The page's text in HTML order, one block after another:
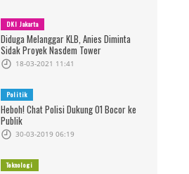
DKI Jakarta
Diduga Melanggar KLB, Anies Diminta
Sidak Proyek Nasdem Tower
18-03-2021 11:41
Politik
Heboh! Chat Polisi Dukung 01 Bocor ke
Publik
30-03-2019 06:19
Teknologi